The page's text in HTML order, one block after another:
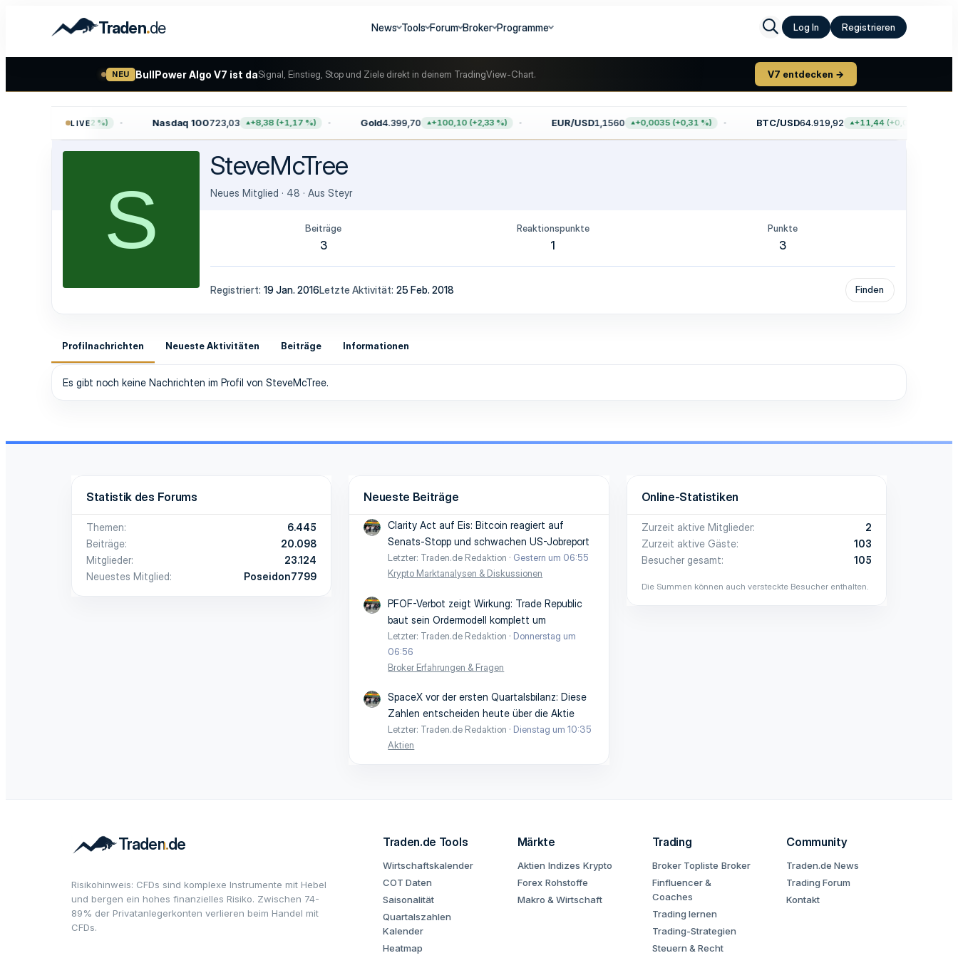
Traden.de News Tools Forum Broker Programme Log In Registrieren
NEU BullPower Algo V7 ist daSignal, Einstieg, Stop und Ziele direkt in deinem TradingView-Chart. V7 entdecken →
LIVE
+47,68 (+0,62 %) Nasdaq 100723,03 +8,38 (+1,17 %) Gold4.399,70 +100,10 (+2,33 %) EUR/USD1,1560 +0,0035 (+0,31 %) BTC/USD64.919,92 +11,44 (+0,02 %)
S
SteveMcTree
Neues Mitglied · 48 · Aus Steyr
Beiträge
3
Reaktionspunkte
1
Punkte
3
Registriert 19 Jan. 2016Letzte Aktivität 25 Feb. 2018 Finden
Profilnachrichten Neueste Aktivitäten Beiträge Informationen
Es gibt noch keine Nachrichten im Profil von SteveMcTree.
Statistik des Forums
Themen
6.445
Beiträge
20.098
Mitglieder
23.124
Neuestes Mitglied
Poseidon7799
Neueste Beiträge
Clarity Act auf Eis: Bitcoin reagiert auf
Senats-Stopp und schwachen US-Jobreport
Letzter: Traden.de Redaktion
Gestern um 06:55
Krypto Marktanalysen & Diskussionen
PFOF-Verbot zeigt Wirkung: Trade Republic
baut sein Ordermodell komplett um
Letzter: Traden.de Redaktion
Donnerstag um
06:56
Broker Erfahrungen & Fragen
SpaceX vor der ersten Quartalsbilanz: Diese
Zahlen entscheiden heute über die Aktie
Letzter: Traden.de Redaktion
Dienstag um 10:35
Aktien
Online-Statistiken
Zurzeit aktive Mitglieder
2
Zurzeit aktive Gäste
103
Besucher gesamt
105
Die Summen können auch versteckte Besucher enthalten.
Risikohinweis: CFDs sind komplexe Instrumente mit Hebel
und bergen ein hohes finanzielles Risiko. Zwischen 74-
89% der Privatanlegerkonten verlieren beim Handel mit
CFDs.
Traden.de Tools
Wirtschaftskalender
COT Daten
Saisonalität
Quartalszahlen
Kalender
Heatmap
Märkte
Aktien Indizes Krypto
Forex Rohstoffe
Makro & Wirtschaft
Trading
Broker Topliste Broker
Finfluencer &
Coaches
Trading lernen
Trading-Strategien
Steuern & Recht
Community
Traden.de News
Trading Forum
Kontakt